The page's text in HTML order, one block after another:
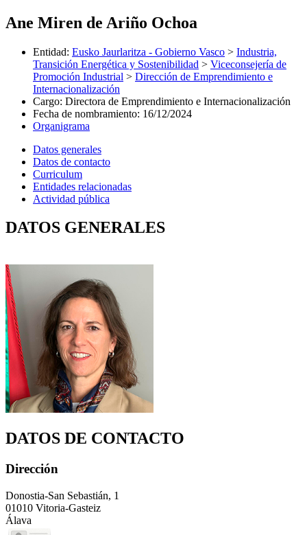
Ane Miren de Ariño Ochoa
Entidad: Eusko Jaurlaritza - Gobierno Vasco > Industria,
Transición Energética y Sostenibilidad > Viceconsejería de
Promoción Industrial > Dirección de Emprendimiento e
Internacionalización
Cargo: Directora de Emprendimiento e Internacionalización
Fecha de nombramiento: 16/12/2024
Organigrama
Datos generales
Datos de contacto
Curriculum
Entidades relacionadas
Actividad pública
DATOS GENERALES
DATOS DE CONTACTO
Dirección
Donostia-San Sebastián, 1
01010 Vitoria-Gasteiz
Álava